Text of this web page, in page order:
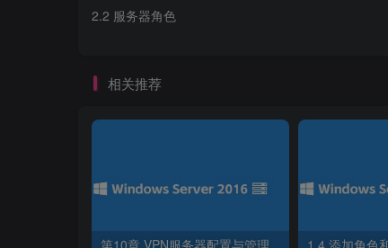
2.2 服务器角色
相关推荐
第10章 VPN服务器配置与管理 1.4 添加角色